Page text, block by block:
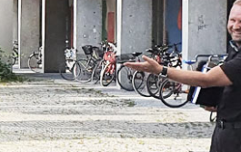
Application
Why Regensburg?
FAQ